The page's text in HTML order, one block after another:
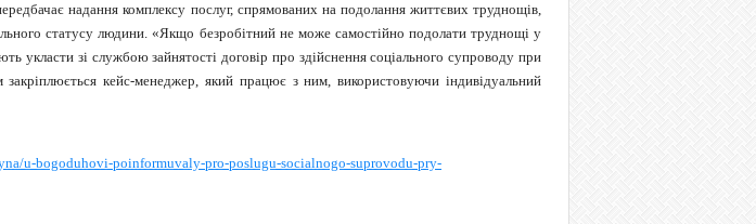
надання комплексу послуг, спрямованих на подолання життєвих труднощів,
статусу людини. «Якщо безробітний не може самостійно подолати труднощі у
укласти зі службою зайнятості договір про здійснення соціального супроводу при
закріплюється кейс-менеджер, який працює з ним, використовуючи індивідуальний
u-bogoduhovi-poinformuvaly-pro-poslugu-socialnogo-suprovodu-pry-